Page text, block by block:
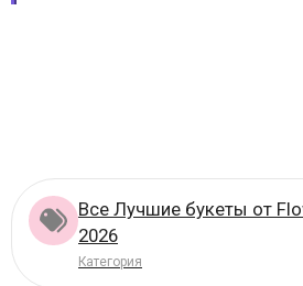
Все Лучшие букеты от
2026
Категория